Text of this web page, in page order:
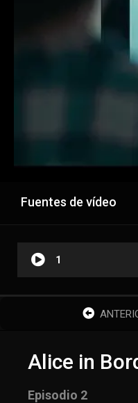
Fuentes de vídeo
1
Alice in
Episodio 2